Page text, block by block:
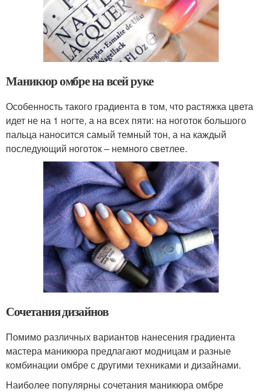
Маникюр омбре на всей руке
Особенность такого градиента в том, что растяжка цвета
идет не на 1 ногте, а на всех пяти: на ноготок большого
пальца наносится самый темный тон, а на каждый
последующий ноготок – немного светлее.
Сочетания дизайнов
Помимо различных вариантов нанесения градиента
мастера маникюра предлагают модницам и разные
комбинации омбре с другими техниками и дизайнами.
Наиболее популярны сочетания маникюра омбре